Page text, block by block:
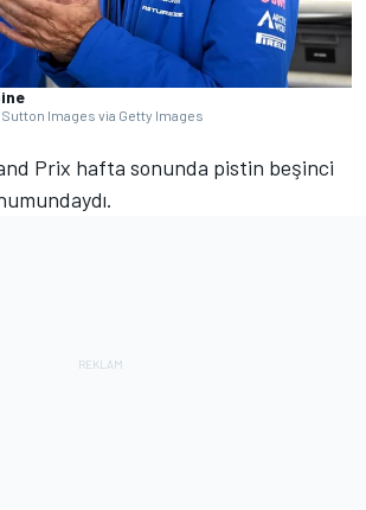
Images via Getty Images
Prix hafta sonunda pistin beşinci